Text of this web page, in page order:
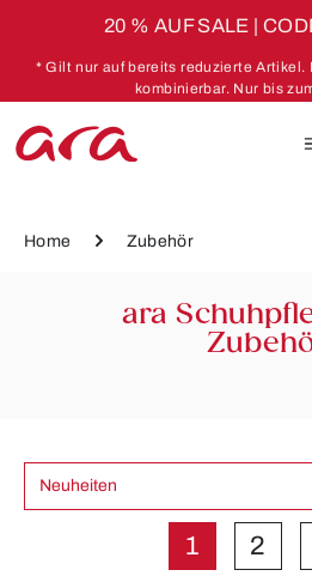
20 % AUF SALE |
* Gilt nur auf bereits reduzierte Artikel.
kombinierbar. Nur bis
Home Zubehör
ara
Seite
1 Seite
2